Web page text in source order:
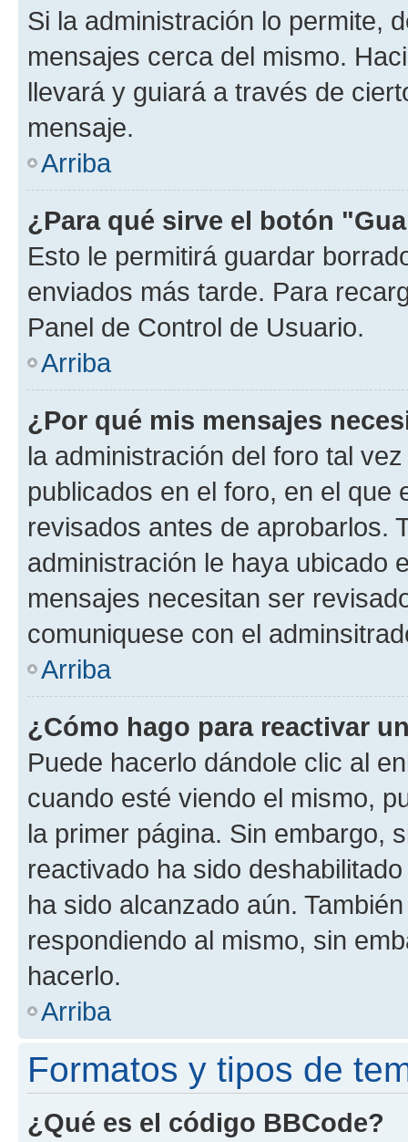
Si la administración lo permite,
mensajes cerca del mismo.
llevará y guiará a través de
mensaje.
Arriba
¿Para qué sirve el botón
Esto le permitirá guardar
enviados más tarde. Para
Panel de Control de Usuario.
Arriba
¿Por qué mis mensajes
la administración del foro tal
publicados en el foro, en el
revisados antes de aprobarlos.
administración le haya ubicado
mensajes necesitan ser
comuniquese con el
Arriba
¿Cómo hago para reactivar
Puede hacerlo dándole clic al
cuando esté viendo el mismo,
la primer página. Sin embargo,
reactivado ha sido
ha sido alcanzado aún.
respondiendo al mismo, sin
hacerlo.
Arriba
Formatos y tipos de
¿Qué es el código BBCode?